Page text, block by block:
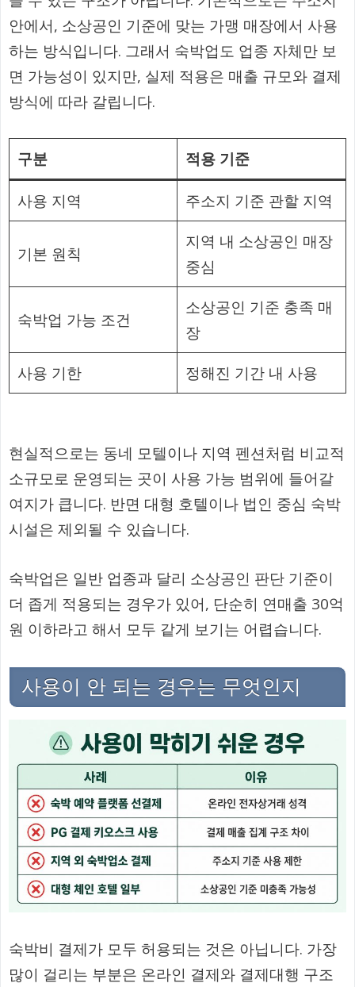
안에서, 소상공인 기준에 맞는 가맹 매장에서 사용
하는 방식입니다. 그래서 숙박업도 업종 자체만 보
면 가능성이 있지만, 실제 적용은 매출 규모와 결제
방식에 따라 갈립니다.
구분 적용 기준
사용 지역 주소지 기준 관할 지역
기본 원칙
지역 내 소상공인 매장
중심
숙박업 가능 조건
소상공인 기준 충족 매
장
사용 기한
정해진 기간 내 사용
현실적으로는 동네 모텔이나 지역 펜션처럼 비교적
소규모로 운영되는 곳이 사용 가능 범위에 들어갈
여지가 큽니다. 반면 대형 호텔이나 법인 중심 숙박
시설은 제외될 수 있습니다.
숙박업은 일반 업종과 달리 소상공인 판단 기준이
더 좁게 적용되는 경우가 있어, 단순히 연매출 30억
원 이하라고 해서 모두 같게 보기는 어렵습니다.
사용이 안 되는 경우는 무엇인지
숙박비 결제가 모두 허용되는 것은 아닙니다. 가장
많이 걸리는 부분은 온라인 결제와 결제대행 구조